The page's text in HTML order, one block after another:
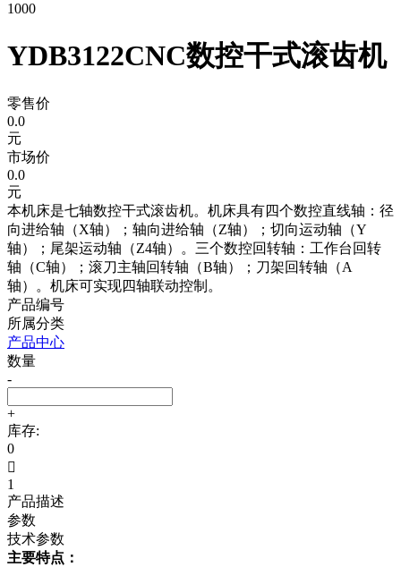
1000
YDB3122CNC数控干式滚齿机
零售价
0.0
元
市场价
0.0
元
本机床是七轴数控干式滚齿机。机床具有四个数控直线轴：径
向进给轴（X轴）；轴向进给轴（Z轴）；切向运动轴（Y
轴）；尾架运动轴（Z4轴）。三个数控回转轴：工作台回转
轴（C轴）；滚刀主轴回转轴（B轴）；刀架回转轴（A
轴）。机床可实现四轴联动控制。
产品编号
所属分类
产品中心
数量
-
+
库存:
0

1
产品描述
参数
技术参数
主要特点：